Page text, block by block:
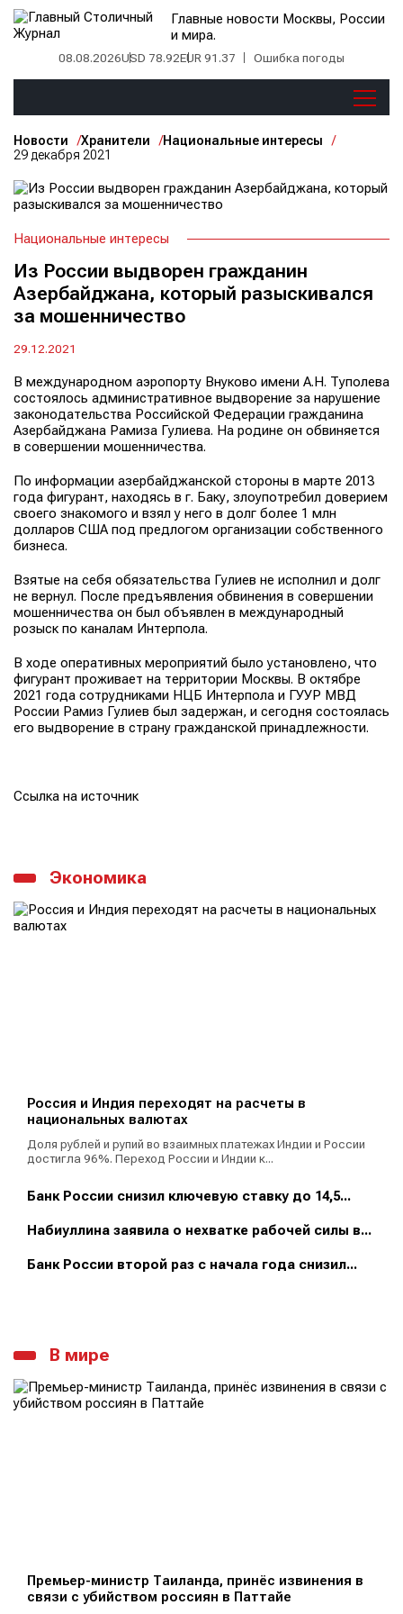
Главные новости Москвы, России
и мира.
08.08.2026USD 78.92EUR 91.37 Ошибка погоды
Новости Хранители
Национальные интересы
29 декабря 2021
Национальные интересы
Из России выдворен гражданин
Азербайджана, который разыскивался
за мошенничество
29.12.2021
В международном аэропорту Внуково имени А.Н. Туполева
состоялось административное выдворение за нарушение
законодательства Российской Федерации гражданина
Азербайджана Рамиза Гулиева. На родине он обвиняется
в совершении мошенничества.
По информации азербайджанской стороны в марте 2013
года фигурант, находясь в г. Баку, злоупотребил доверием
своего знакомого и взял у него в долг более 1 млн
долларов США под предлогом организации собственного
бизнеса.
Взятые на себя обязательства Гулиев не исполнил и долг
не вернул. После предъявления обвинения в совершении
мошенничества он был объявлен в международный
розыск по каналам Интерпола.
В ходе оперативных мероприятий было установлено, что
фигурант проживает на территории Москвы. В октябре
2021 года сотрудниками НЦБ Интерпола и ГУУР МВД
России Рамиз Гулиев был задержан, и сегодня состоялась
его выдворение в страну гражданской принадлежности.
Ссылка на источник
Экономика
Россия и Индия переходят на расчеты в
национальных валютах
Доля рублей и рупий во взаимных платежах Индии и России
достигла 96%. Переход России и Индии к...
Банк России снизил ключевую ставку до 14,5...
Набиуллина заявила о нехватке рабочей силы в...
Банк России второй раз с начала года снизил...
В мире
Премьер-министр Таиланда, принёс извинения в
связи с убийством россиян в Паттайе